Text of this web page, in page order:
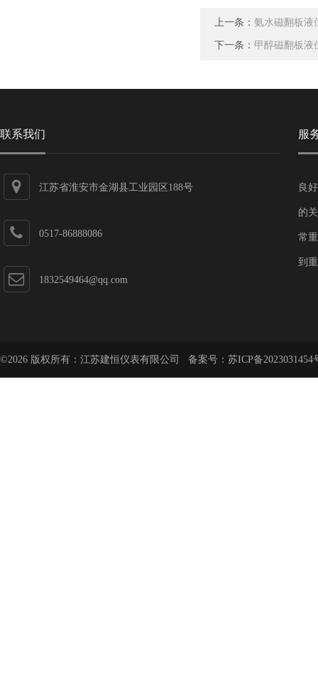
上一条： 氨水磁翻板液
下一条： 甲醇磁翻板液
联系我们
江苏省淮安市金湖县工业园区188号
0517-86888086
1832549464@qq.com
服
良
的
常
到
©2026 版权所有：江苏建恒仪表有限公司 备案号： 苏ICP备2023031454